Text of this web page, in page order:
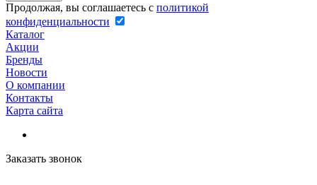
Продолжая, вы соглашаетесь с политикой
конфиденциальности
Каталог
Акции
Бренды
Новости
О компании
Контакты
Карта сайта
Заказать звонок